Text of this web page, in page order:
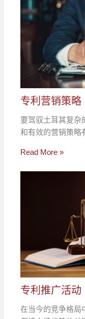
专利营销策略
要驾驭土耳其复杂
和有效的营销策
Read More »
专利推广活动
在当今的竞争格局